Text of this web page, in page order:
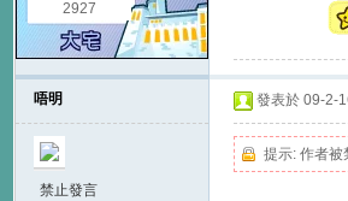
2927
唔明
禁止發言
發表於 09-2-
提示: 作者被